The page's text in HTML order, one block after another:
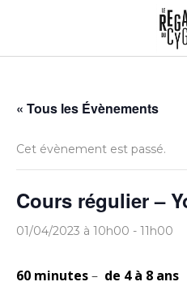
« Tous les Évènements
Cet évènement est passé.
Cours régulier –
01/04/2023 à 10h00 - 11h00
60 minutes– de 4 à 8 ans